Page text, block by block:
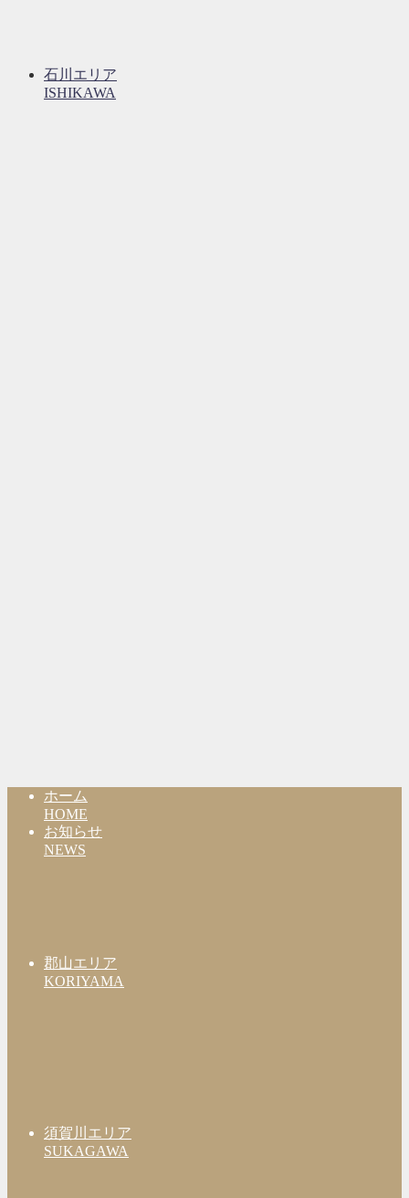
石川エリア
ISHIKAWA
ホーム
HOME
お知らせ
NEWS
郡山エリア
KORIYAMA
須賀川エリア
SUKAGAWA